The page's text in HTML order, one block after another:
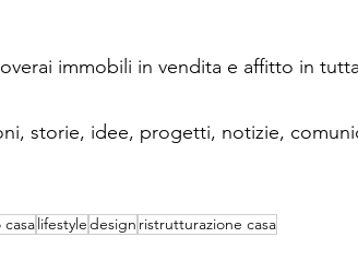
immobili in vendita e affitto in
storie, idee, progetti, notizie,
lifestyledesign ristrutturazione casa